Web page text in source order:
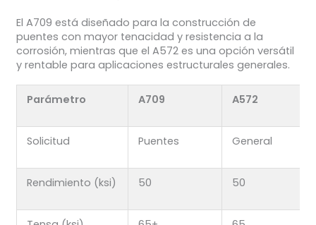
El A709 está diseñado para la construcción de
puentes con mayor tenacidad y resistencia a la
corrosión, mientras que el A572 es una opción versátil
y rentable para aplicaciones estructurales generales.
Parámetro A709 A572
Solicitud Puentes General
Rendimiento (ksi) 50 50